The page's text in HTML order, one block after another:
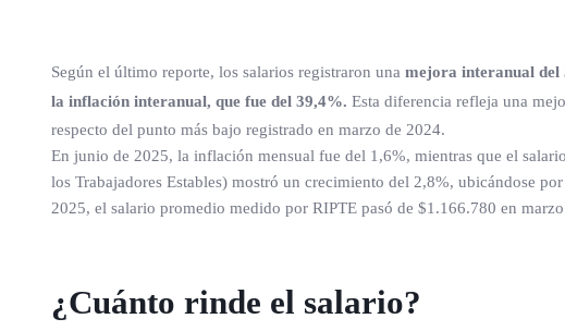
Según el último reporte, los salarios registraron una mejora interanual del
la inflación interanual, que fue del 39,4%. Esta diferencia refleja una
respecto del punto más bajo registrado en marzo de 2024.
En junio de 2025, la inflación mensual fue del 1,6%, mientras que el
los Trabajadores Estables) mostró un crecimiento del 2,8%, ubicándose
2025, el salario promedio medido por RIPTE pasó de $1.166.780 en
¿Cuánto rinde el salario?